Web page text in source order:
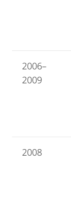
2006–
2009
2008